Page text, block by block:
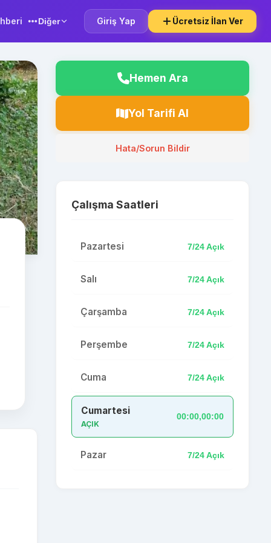
Diğer Giriş Yap Ücretsiz İlan Ver
Hemen Ara
Yol Tarifi Al
Hata/Sorun Bildir
Çalışma Saatleri
Pazartesi 7/24 Açık
Salı 7/24 Açık
Çarşamba 7/24 Açık
Perşembe 7/24 Açık
Cuma 7/24 Açık
Cumartesi
AÇIK
00:00,00:00
Pazar 7/24 Açık